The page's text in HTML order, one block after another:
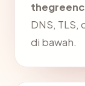
DNS, TLS,
di bawah.